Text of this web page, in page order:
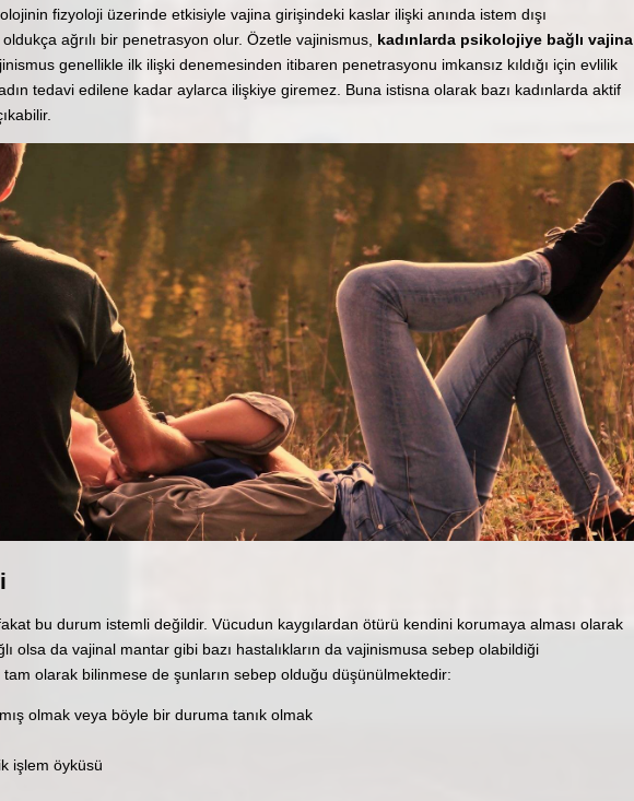
fizyoloji üzerinde etkisiyle vajina girişindeki kaslar ilişki anında istem dışı
ağrılı bir penetrasyon olur. Özetle vajinismus, kadınlarda psikolojiye bağlı vajina
genellikle ilk ilişki denemesinden itibaren penetrasyonu imkansız kıldığı için evlilik
tedavi edilene kadar aylarca ilişkiye giremez. Buna istisna olarak bazı kadınlarda aktif
bu durum istemli değildir. Vücudun kaygılardan ötürü kendini korumaya alması olarak
olsa da vajinal mantar gibi bazı hastalıkların da vajinismusa sebep olabildiği
olarak bilinmese de şunların sebep olduğu düşünülmektedir:
olmak veya böyle bir duruma tanık olmak
işlem öyküsü